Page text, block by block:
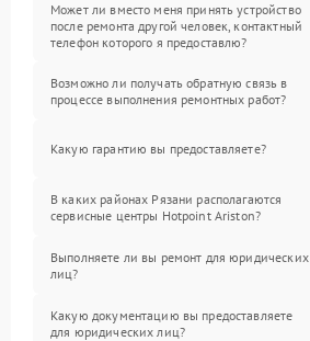
Может ли вместо меня принять устройство
после ремонта другой человек, контактный
телефон которого я предоставлю?
Возможно ли получать обратную связь в
процессе выполнения ремонтных работ?
Какую гарантию вы предоставляете?
В каких районах Рязани располагаются
сервисные центры Hotpoint Ariston?
Выполняете ли вы ремонт для юридических
лиц?
Какую документацию вы предоставляете
для юридических лиц?